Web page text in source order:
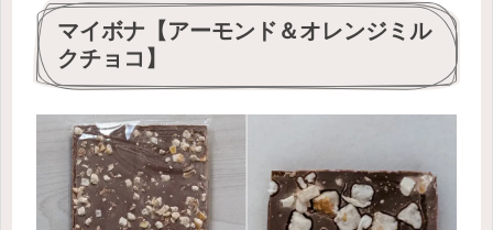
マイボナ【アーモンド＆オレンジミル
クチョコ】